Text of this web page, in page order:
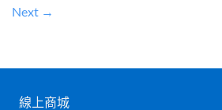
Next →
線上商城